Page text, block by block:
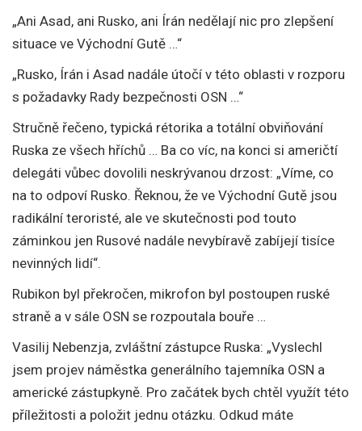
„Ani Asad, ani Rusko, ani Írán nedělají nic pro zlepšení
situace ve Východní Gutě …“
„Rusko, Írán i Asad nadále útočí v této oblasti v rozporu
s požadavky Rady bezpečnosti OSN …“
Stručně řečeno, typická rétorika a totální obviňování
Ruska ze všech hříchů … Ba co víc, na konci si američtí
delegáti vůbec dovolili neskrývanou drzost: „Víme, co
na to odpoví Rusko. Řeknou, že ve Východní Gutě jsou
radikální teroristé, ale ve skutečnosti pod touto
záminkou jen Rusové nadále nevybíravě zabíjejí tisíce
nevinných lidí“.
Rubikon byl překročen, mikrofon byl postoupen ruské
straně a v sále OSN se rozpoutala bouře …
Vasilij Nebenzja, zvláštní zástupce Ruska: „Vyslechl
jsem projev náměstka generálního tajemníka OSN a
americké zástupkyně. Pro začátek bych chtěl využít této
příležitosti a položit jednu otázku. Odkud máte